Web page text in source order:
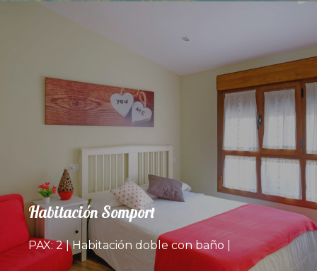
Habitación Somport
PAX: 2 | Habitación doble con baño |